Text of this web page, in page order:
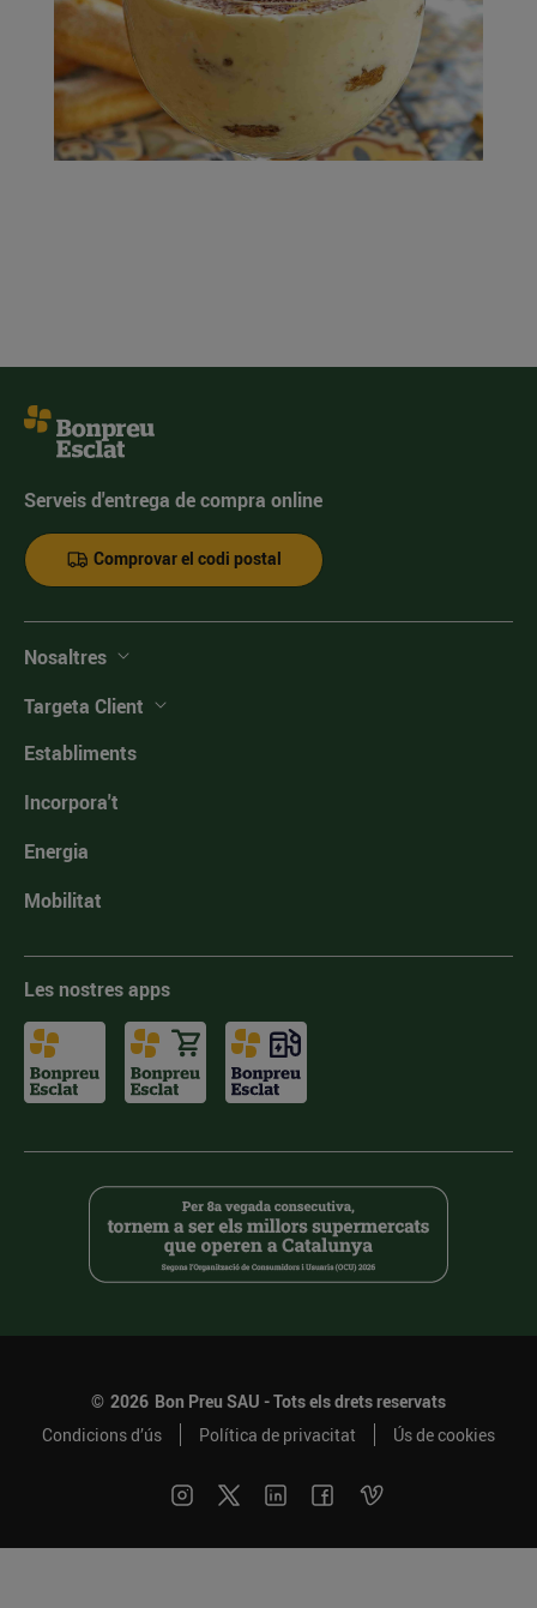
Serveis d'entrega de compra online
Comprovar el codi postal
Nosaltres
Targeta Client
Establiments
Incorpora't
Energia
Mobilitat
Les nostres apps
© 2026 Bon Preu SAU - Tots els drets reservats
Condicions d’ús
Política de privacitat Ús de cookies